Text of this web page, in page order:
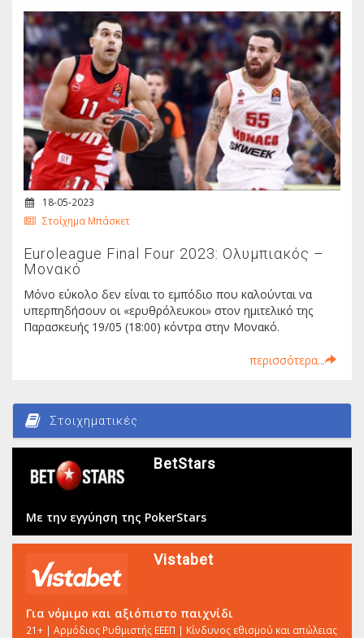
18-05-2023
Στοίχημα Μπάσκετ
Euroleague Final Four 2023: Ολυμπιακός –
Μονακό
Μόνο εύκολο δεν είναι το εμπόδιο που καλούνται να
υπερπηδήσουν οι «ερυθρόλευκοι» στον ημιτελικό της
Παρασκευής 19/05 (18:00) κόντρα στην Μονακό.
περισσότερα...
Στοιχηματικές
BetStars
Με την εγγύηση της PokerStars
Vistabet
Για νόμιμο και αξιόπιστο παιχνίδι
21+ | Αρμόδιος Ρυθμιστής ΕΕΕΠ | Κίνδυνος εθισμού και απώλειας